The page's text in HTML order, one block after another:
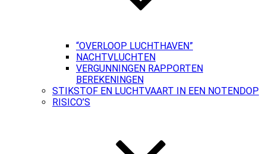
“OVERLOOP LUCHTHAVEN”
NACHTVLUCHTEN
VERGUNNINGEN RAPPORTEN
BEREKENINGEN
STIKSTOF EN LUCHTVAART IN EEN NOTENDOP
RISICO’S